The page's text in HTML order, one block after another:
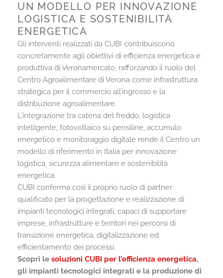
UN MODELLO PER INNOVAZIONE
LOGISTICA E SOSTENIBILITÀ
ENERGETICA
Gli interventi realizzati da CUBI contribuiscono
concretamente agli obiettivi di efficienza energetica e
produttiva di Veronamercato, rafforzando il ruolo del
Centro Agroalimentare di Verona come infrastruttura
strategica per il commercio all’ingrosso e la
distribuzione agroalimentare.
L’integrazione tra catena del freddo, logistica
intelligente, fotovoltaico su pensiline, accumulo
energetico e monitoraggio digitale rende il Centro un
modello di riferimento in Italia per innovazione
logistica, sicurezza alimentare e sostenibilità
energetica.
CUBI conferma così il proprio ruolo di partner
qualificato per la progettazione e realizzazione di
impianti tecnologici integrati, capaci di supportare
imprese, infrastrutture e territori nei percorsi di
transizione energetica, digitalizzazione ed
efficientamento dei processi.
Scopri le soluzioni CUBI per l’efficienza energetica,
gli impianti tecnologici integrati e la produzione di